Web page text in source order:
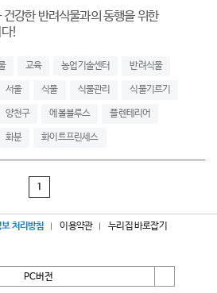
강한 반려식물과의 동행을 위한
!
교육 농업기술센터 반려식물
서울 식물 식물관리 식물기르기
양천구 에볼블루스 플렌테리어
화분 화이트프린세스
1
처리방침 이용약관 누리집 바로잡기
PC버전